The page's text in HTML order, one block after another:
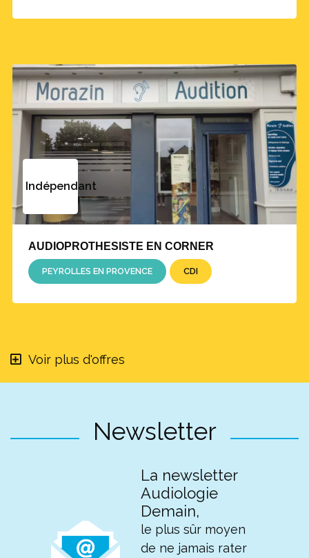
Indépendant
AUDIOPROTHESISTE EN CORNER
PEYROLLES EN PROVENCE CDI
Voir plus d'offres
Newsletter
La newsletter
Audiologie
Demain,
le plus sûr moyen
de ne jamais rater